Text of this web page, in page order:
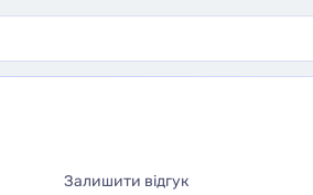
Залишити відгук